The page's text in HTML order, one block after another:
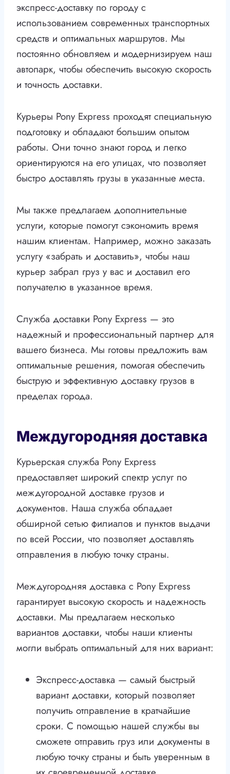
экспресс-доставку по городу с
использованием современных транспортных
средств и оптимальных маршрутов. Мы
постоянно обновляем и модернизируем наш
автопарк, чтобы обеспечить высокую скорость
и точность доставки.
Курьеры Pony Express проходят специальную
подготовку и обладают большим опытом
работы. Они точно знают город и легко
ориентируются на его улицах, что позволяет
быстро доставлять грузы в указанные места.
Мы также предлагаем дополнительные
услуги, которые помогут сэкономить время
нашим клиентам. Например, можно заказать
услугу «забрать и доставить», чтобы наш
курьер забрал груз у вас и доставил его
получателю в указанное время.
Служба доставки Pony Express — это
надежный и профессиональный партнер для
вашего бизнеса. Мы готовы предложить вам
оптимальные решения, помогая обеспечить
быструю и эффективную доставку грузов в
пределах города.
Междугородняя доставка
Курьерская служба Pony Express
предоставляет широкий спектр услуг по
междугородной доставке грузов и
документов. Наша служба обладает
обширной сетью филиалов и пунктов выдачи
по всей России, что позволяет доставлять
отправления в любую точку страны.
Междугородняя доставка с Pony Express
гарантирует высокую скорость и надежность
доставки. Мы предлагаем несколько
вариантов доставки, чтобы наши клиенты
могли выбрать оптимальный для них вариант:
Экспресс-доставка — самый быстрый
вариант доставки, который позволяет
получить отправление в кратчайшие
сроки. С помощью нашей службы вы
сможете отправить груз или документы в
любую точку страны и быть уверенным в